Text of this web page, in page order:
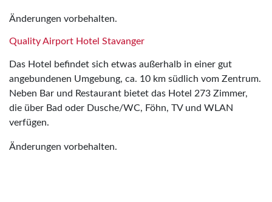
Änderungen vorbehalten.
Quality Airport Hotel Stavanger
Das Hotel befindet sich etwas außerhalb in einer gut
angebundenen Umgebung, ca. 10 km südlich vom Zentrum.
Neben Bar und Restaurant bietet das Hotel 273 Zimmer,
die über Bad oder Dusche/WC, Föhn, TV und WLAN
verfügen.
Änderungen vorbehalten.